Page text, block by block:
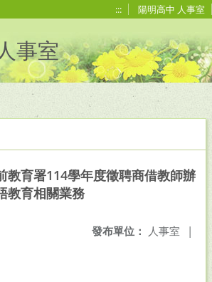
::: 陽明高中 人事室
事室
教育署114學年度徵聘商借教師辦
教育相關業務
發布單位： 人事室 |